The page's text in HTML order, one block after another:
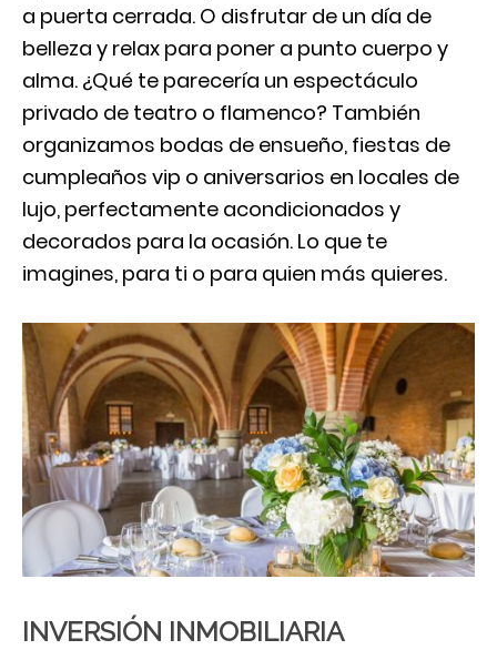
a puerta cerrada. O disfrutar de un día de
belleza y relax para poner a punto cuerpo y
alma. ¿Qué te parecería un espectáculo
privado de teatro o flamenco? También
organizamos bodas de ensueño, fiestas de
cumpleaños vip o aniversarios en locales de
lujo, perfectamente acondicionados y
decorados para la ocasión. Lo que te
imagines, para ti o para quien más quieres.
INVERSIÓN INMOBILIARIA